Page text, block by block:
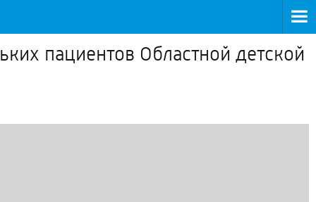
пациентов Областной детской